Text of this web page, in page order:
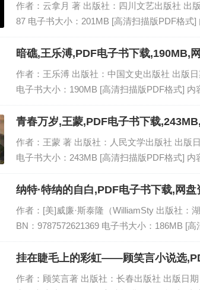
作者：云拿月 著 出版社：四川文艺出版社 出
87 电子书大小：201MB [高清扫描版PDF格式]
暗礁,王乐溥,PDF电子书下载,190MB,
作者：王乐溥 出版社：中国文史出版社 出版
电子书大小：190MB [高清扫描版PDF格式] 内
青春万岁,王蒙,PDF电子书下载
作者：王蒙 著 出版社：人民文学出版社 出版
电子书大小：243MB [高清扫描版PDF格式] 内
纳特·特纳的自白,PDF电子书下载,网盘
作者：[美]威廉·斯泰隆（WilliamSty 出版社：
BN：9787572621369 电子书大小：186MB [高
挂在睫毛上的彩虹——顾笑言小说选
作者：顾笑言著 出版社：长春出版社 出版日